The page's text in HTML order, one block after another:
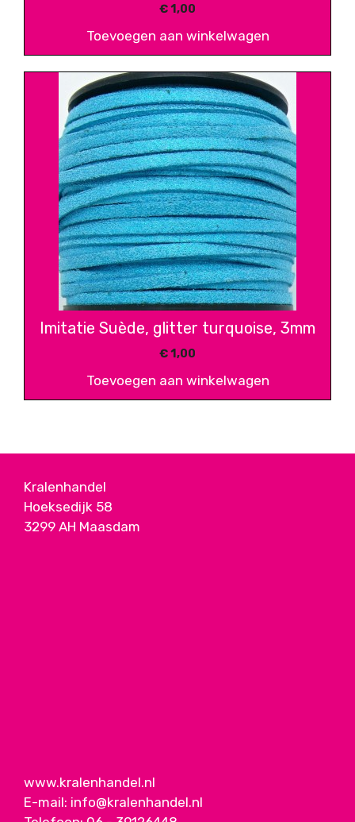
€1,00
Toevoegen aan winkelwagen
Imitatie Suède, glitter turquoise, 3mm
€1,00
Toevoegen aan winkelwagen
Kralenhandel
Hoeksedijk 58
3299 AH Maasdam
www.kralenhandel.nl
E-mail: info@kralenhandel.nl